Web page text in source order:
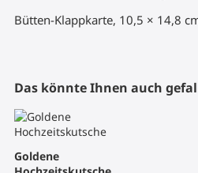
Bütten-Klappkarte, 10,5 × 14,8
Das könnte Ihnen auch
Goldene